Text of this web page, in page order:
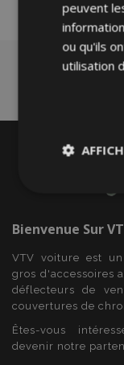
Bienvenue Sur
VTV voiture est
gros d'accessoires
déflecteurs de
couvertures de
Êtes-vous
devenir notre
peuvent
ou qu'ils
utilisation